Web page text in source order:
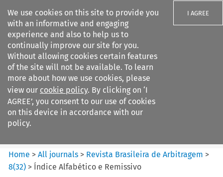
We use cookies on this site to provide you
with an informative and engaging
experience and also to help us to
continually improve our site for you.
Without allowing cookies certain features
of the site will not be available. To learn
more about how we use cookies, please
view our cookie policy. By clicking on ‘I
AGREE’, you consent to our use of cookies
on this device in accordance with our
policy.
I AGREE
Search filters
Revista Brasileira de
Arbitragem
Home >All journals > Revista Brasileira de Arbitragem >
8(32) >Índice Alfabético e Remissivo